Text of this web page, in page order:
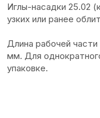
Иглы-насадки 25.02
узких или ранее
Длина рабочей
мм. Для
упаковке.